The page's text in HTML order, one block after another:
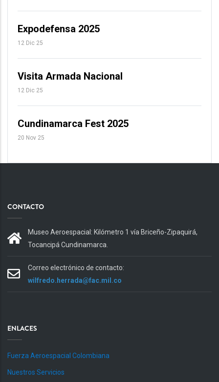
Expodefensa 2025
12 Dic 25
Visita Armada Nacional
12 Dic 25
Cundinamarca Fest 2025
20 Nov 25
CONTACTO
Museo Aeroespacial: Kilómetro 1 vía Briceño-Zipaquirá,
Tocancipá Cundinamarca.
Correo electrónico de contacto:
wilfredo.herrada@fac.mil.co
ENLACES
Fuerza Aeroespacial Colombiana
Nuestros Servicios